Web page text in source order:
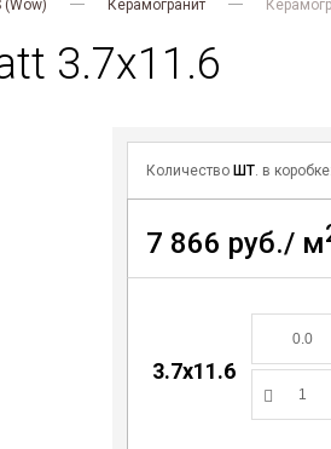
(Wow) Керамогранит
3.7x11.6
Количество ШТ. в
7 866 руб./ м
3.7х11.6